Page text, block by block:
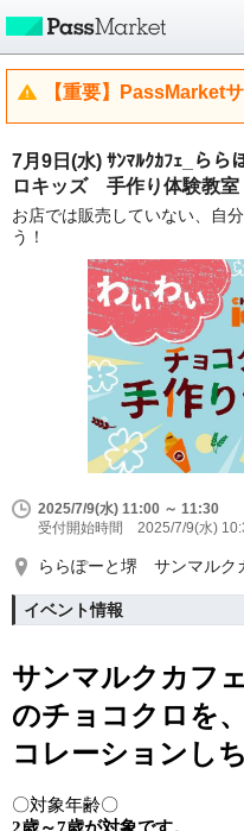
【重要】PassMarket
7月9日(水) ｻﾝﾏﾙｸｶﾌｪ_ら
ロキッズ 手作り体験教室
お店では販売していない、自
う！
2025/7/9(水) 11:00 ～ 11:30
受付開始時間 2025/7/9(水)
ららぽーと堺 サンマルク
イベント情報
サンマルクカフ
のチョコクロを
コレーションし
〇対象年齢〇